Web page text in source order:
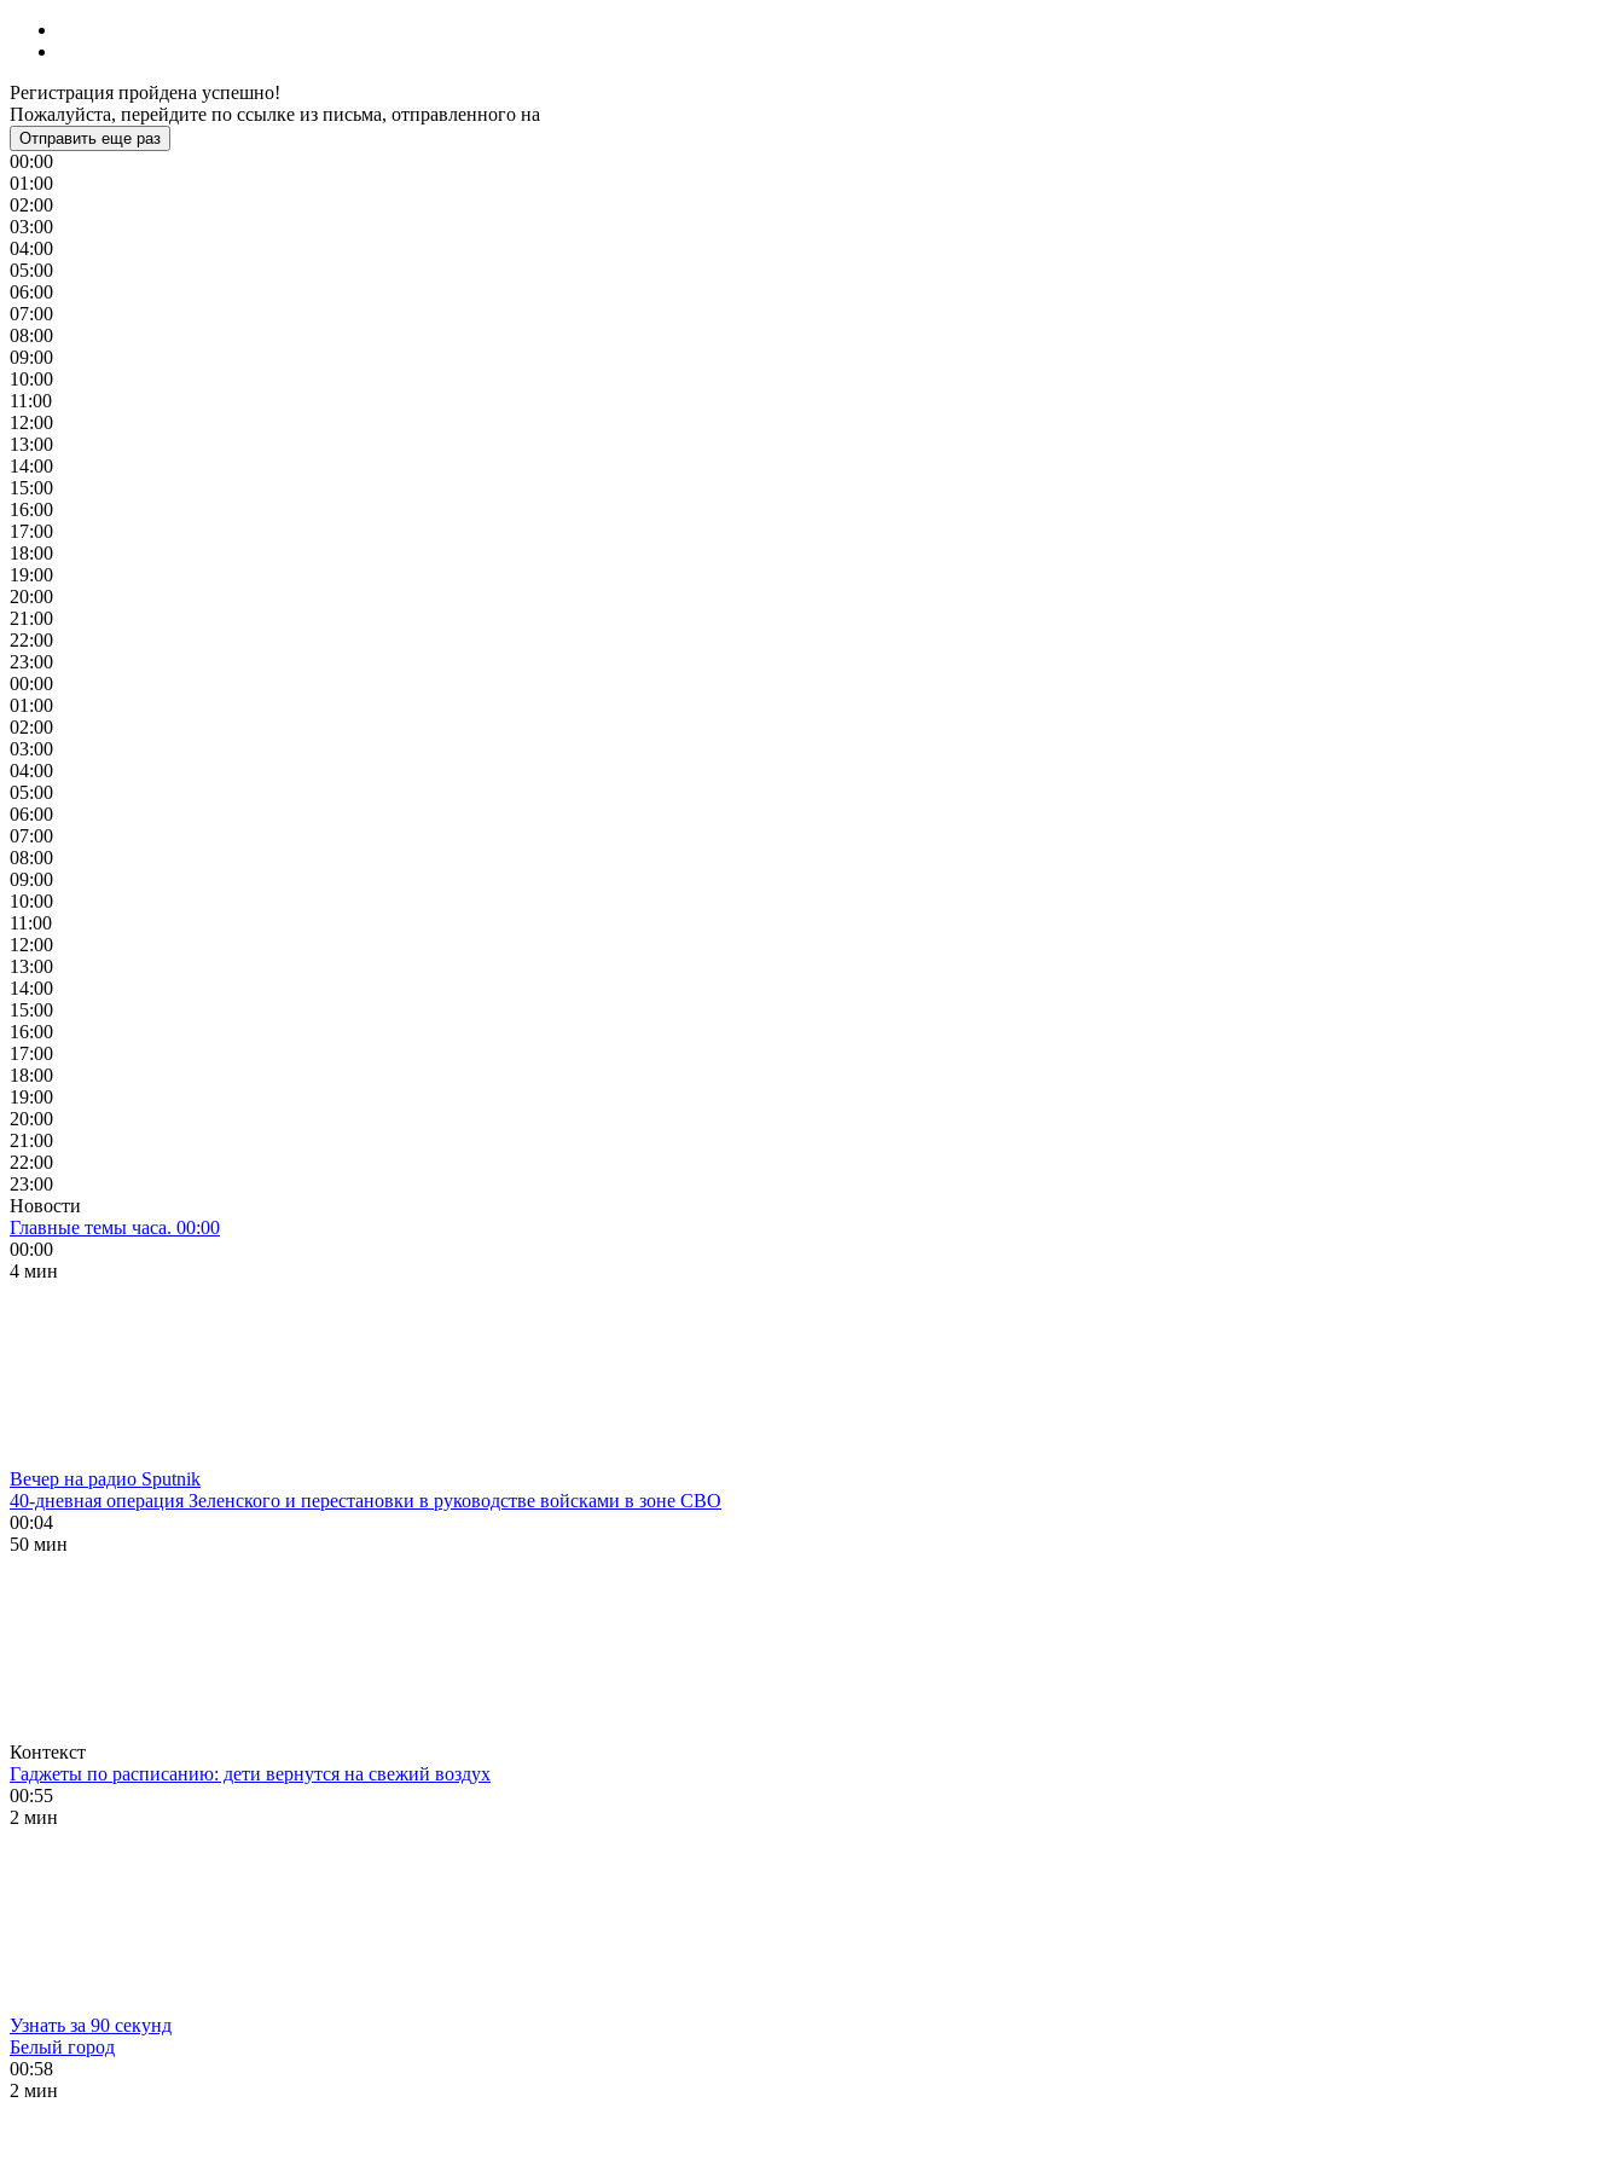
Регистрация пройдена успешно!
Пожалуйста, перейдите по ссылке из письма, отправленного на
Отправить еще раз
00:00
01:00
02:00
03:00
04:00
05:00
06:00
07:00
08:00
09:00
10:00
11:00
12:00
13:00
14:00
15:00
16:00
17:00
18:00
19:00
20:00
21:00
22:00
23:00
00:00
01:00
02:00
03:00
04:00
05:00
06:00
07:00
08:00
09:00
10:00
11:00
12:00
13:00
14:00
15:00
16:00
17:00
18:00
19:00
20:00
21:00
22:00
23:00
Новости
Главные темы часа. 00:00
00:00
4 мин
Вечер на радио Sputnik
40-дневная операция Зеленского и перестановки в руководстве войсками в зоне СВО
00:04
50 мин
Контекст
Гаджеты по расписанию: дети вернутся на свежий воздух
00:55
2 мин
Узнать за 90 секунд
Белый город
00:58
2 мин